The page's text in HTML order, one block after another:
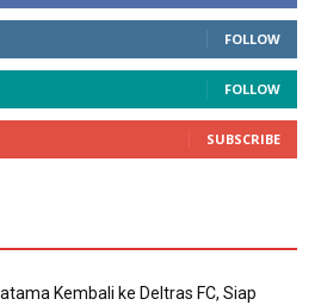
FOLLOW
FOLLOW
SUBSCRIBE
Kembali ke Deltras FC, Siap